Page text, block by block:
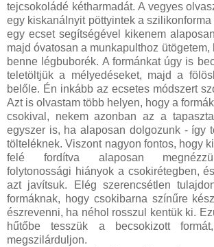
tejcsokoládé kétharmadát. A vegyes
egy kiskanálnyit pöttyintek a
egy ecset segítségével kikenem
majd óvatosan a munkapulthoz ütögetem,
benne légbuborék. A formánkat úgy is
teletöltjük a mélyedéseket, majd a
belőle. Én inkább az ecsetes módszert
Azt is olvastam több helyen, hogy a
csokival, nekem azonban az a
egyszer is, ha alaposan dolgozunk - így
tölteléknek. Viszont nagyon fontos, hogy
felé fordítva alaposan
folytonossági hiányok a csokirétegben,
azt javítsuk. Elég szerencsétlen
formáknak, hogy csokibarna színűre
észrevenni, ha néhol rosszul kentük ki.
hűtőbe tesszük a becsokizott
megszilárduljon.